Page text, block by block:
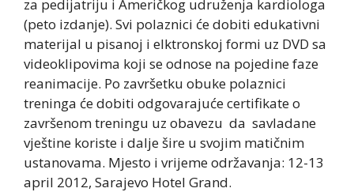
za pedijatriju i Američkog udruženja kardiologa
(peto izdanje). Svi polaznici će dobiti edukativni
materijal u pisanoj i elktronskoj formi uz DVD sa
videoklipovima koji se odnose na pojedine faze
reanimacije. Po završetku obuke polaznici
treninga će dobiti odgovarajuće certifikate o
završenom treningu uz obavezu da savladane
vještine koriste i dalje šire u svojim matičnim
ustanovama. Mjesto i vrijeme održavanja: 12-13
april 2012, Sarajevo Hotel Grand.